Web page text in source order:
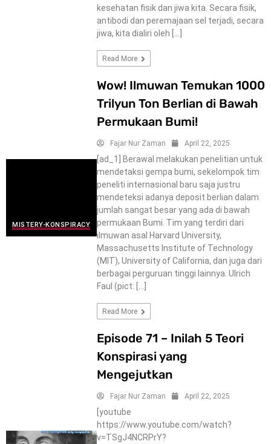
kesehatan fisik dan jiwa kita. Secara fisik,
antibodi dan peremajaan sel terjadi, secara
jiwa, kita dialiri oleh […]
Read More
MISTERY-KONSPIRACY
Wow! Ilmuwan Temukan 1000
Trilyun Ton Berlian di Bawah
Permukaan Bumi!
Fajar Nur Zaman April 22, 2025
[ad_1] Berawal melakukan penelitian untuk
mendetaksi gempa bumi, sekelompok tim
peneliti internasional baru saja justru
mendeteksi adanya deposit berlian dalam
jumlah sangat besar yang ada di bawah
permukaan Bumi. Tim yang terdiri dari
ilmuwan asal Harvard University,
Massachusetts Institute of Technology
(MIT), University of California, dan juga dari
berbagai perguruan tinggi lainnya. Ulrich
Faul (pict: […]
Read More
Episode 71 – Inilah 5 Teori
Konspirasi yang
Mengejutkan
Fajar Nur Zaman April 22, 2025
[youtube
https://www.youtube.com/watch?
v=TSgJ4NCRPrY?